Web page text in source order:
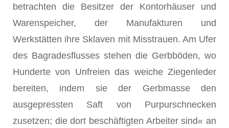
betrachten die Besitzer der Kontorhäuser und
Warenspeicher, der Manufakturen und
Werkstätten ihre Sklaven mit Misstrauen. Am Ufer
des Bagradesflusses stehen die Gerbböden, wo
Hunderte von Unfreien das weiche Ziegenleder
bereiten, indem sie der Gerbmasse den
ausgepressten Saft von Purpurschnecken
zusetzen; die dort beschäftigten Arbeiter sind« an